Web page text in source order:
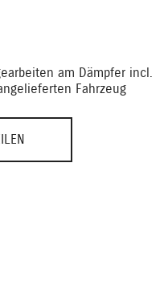
am Dämpfer incl.
Fahrzeug